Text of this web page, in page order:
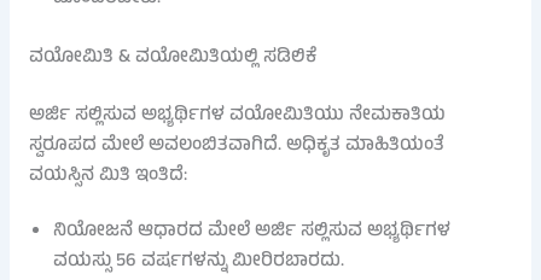
ವಯೋಮಿತಿ & ವಯೋಮಿತಿಯಲ್ಲಿ ಸಡಿಲಿಕೆ
ಅರ್ಜಿ ಸಲ್ಲಿಸುವ ಅಭ್ಯರ್ಥಿಗಳ ವಯೋಮಿತಿಯು ನೇಮಕಾತಿಯ
ಸ್ವರೂಪದ ಮೇಲೆ ಅವಲಂಬಿತವಾಗಿದೆ. ಅಧಿಕೃತ ಮಾಹಿತಿಯಂತೆ
ವಯಸ್ಸಿನ ಮಿತಿ ಇಂತಿದೆ:
ನಿಯೋಜನೆ ಆಧಾರದ ಮೇಲೆ ಅರ್ಜಿ ಸಲ್ಲಿಸುವ ಅಭ್ಯರ್ಥಿಗಳ
ವಯಸ್ಸು 56 ವರ್ಷಗಳನ್ನು ಮೀರಿರಬಾರದು.